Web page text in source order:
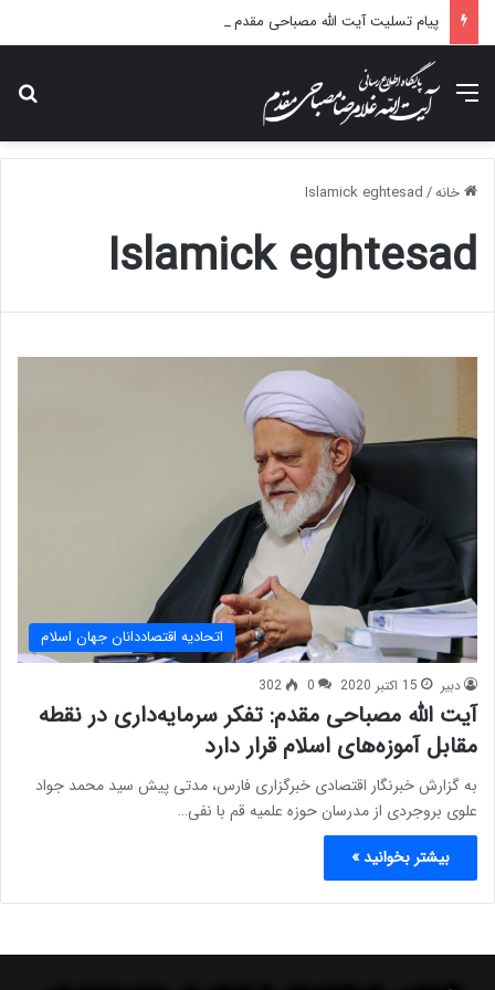
منو
خانه/
Islamick eghtesad
Islamick eghtesad
اتحادیه اقتصاددانان جهان اسلام
دبیر 15 اکتبر 2020 0
302
آیت الله مصباحی مقدم: تفکر سرمایه‌داری در نقطه
مقابل آموزه‌های اسلام قرار دارد
به گزارش خبرنگار اقتصادی خبرگزاری فارس، مدتی پیش سید محمد جواد
علوی بروجردی از مدرسان حوزه علمیه قم با نفی…
بیشتر بخوانید »